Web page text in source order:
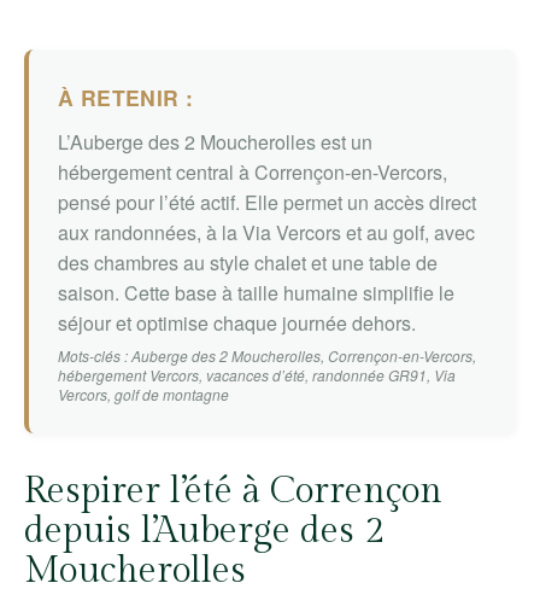
À RETENIR :
L’Auberge des 2 Moucherolles est un
hébergement central à Corrençon-en-Vercors,
pensé pour l’été actif. Elle permet un accès direct
aux randonnées, à la Via Vercors et au golf, avec
des chambres au style chalet et une table de
saison. Cette base à taille humaine simplifie le
séjour et optimise chaque journée dehors.
Mots-clés : Auberge des 2 Moucherolles, Corrençon-en-Vercors,
hébergement Vercors, vacances d’été, randonnée GR91, Via
Vercors, golf de montagne
Respirer l’été à Corrençon
depuis l’Auberge des 2
Moucherolles